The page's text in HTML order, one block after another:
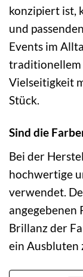
konzipiert ist,
und
Events im
traditionellem
Vielseitigkeit
Stück.
Sind die
Bei der
hochwertige
verwendet.
angegebenen
Brillanz der
ein Ausbluten